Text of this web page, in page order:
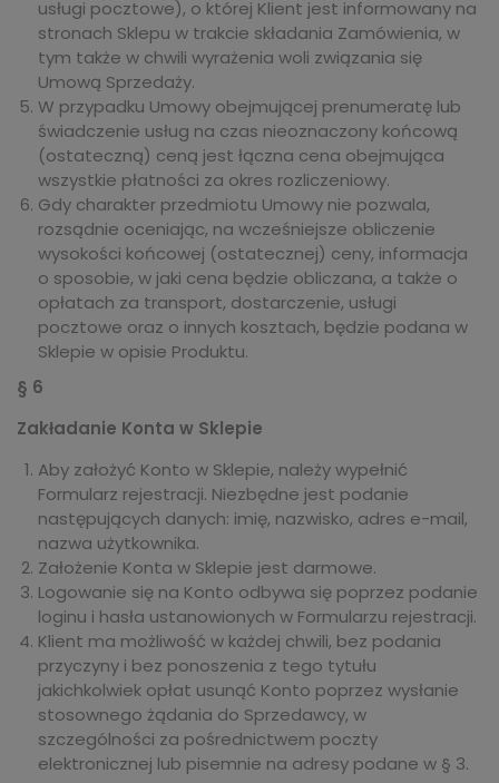
usługi pocztowe), o której Klient jest informowany na
stronach Sklepu w trakcie składania Zamówienia, w
tym także w chwili wyrażenia woli związania się
Umową Sprzedaży.
W przypadku Umowy obejmującej prenumeratę lub
świadczenie usług na czas nieoznaczony końcową
(ostateczną) ceną jest łączna cena obejmująca
wszystkie płatności za okres rozliczeniowy.
Gdy charakter przedmiotu Umowy nie pozwala,
rozsądnie oceniając, na wcześniejsze obliczenie
wysokości końcowej (ostatecznej) ceny, informacja
o sposobie, w jaki cena będzie obliczana, a także o
opłatach za transport, dostarczenie, usługi
pocztowe oraz o innych kosztach, będzie podana w
Sklepie w opisie Produktu.
§ 6
Zakładanie Konta w Sklepie
Aby założyć Konto w Sklepie, należy wypełnić
Formularz rejestracji. Niezbędne jest podanie
następujących danych: imię, nazwisko, adres e-mail,
nazwa użytkownika.
Założenie Konta w Sklepie jest darmowe.
Logowanie się na Konto odbywa się poprzez podanie
loginu i hasła ustanowionych w Formularzu rejestracji.
Klient ma możliwość w każdej chwili, bez podania
przyczyny i bez ponoszenia z tego tytułu
jakichkolwiek opłat usunąć Konto poprzez wysłanie
stosownego żądania do Sprzedawcy, w
szczególności za pośrednictwem poczty
elektronicznej lub pisemnie na adresy podane w § 3.